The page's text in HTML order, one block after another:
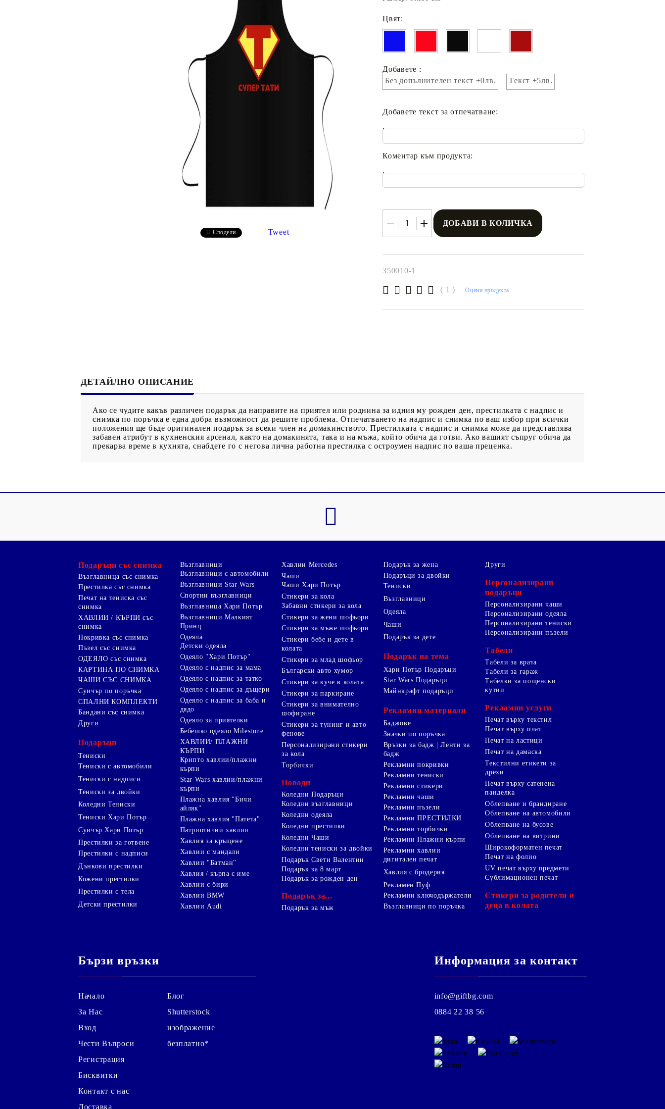
Сподели Tweet
Цвят:
Добавете :
Без допълнителен текст +0лв.
Tекст +5лв.
Добавете текст за отпечатване:
.
Коментар към продукта:
.
350010-1
( 1 ) Оцени продукта
ДЕТАЙЛНО ОПИСАНИЕ
Ако се чудите какъв различен подарък да направите на приятел или роднина за идния му рожден ден, престилката с надпис и
снимка по поръчка е една добра възможност да решите проблема. Отпечатването на надпис и снимка по ваш избор при всички
положения ще бъде оригинален подарък за всеки член на домакинството. Престилката с надпис и снимка може да представлява
забавен атрибут в кухненския арсенал, както на домакинята, така и на мъжа, който обича да готви. Ако вашият съпруг обича да
прекарва време в кухнята, снабдете го с негова лична работна престилка с остроумен надпис по ваша преценка.
Подаръци със снимка
Възглавница със снимка
Престилка със снимка
Печат на тениска със
снимка
ХАВЛИИ / КЪРПИ със
снимка
Покривка със снимка
Пъзел със снимка
ОДЕЯЛО със снимка
КАРТИНА ПО СНИМКА
ЧАШИ СЪС СНИМКА
Суичър по поръчка
СПАЛНИ КОМПЛЕКТИ
Бандани със снимка
Други
Подаръци
Тениски
Тениски с автомобили
Тениски с надписи
Тениски за двойки
Коледни Тениски
Тениски Хари Потър
Суичър Хари Потър
Престилки за готвене
Престилки с надписи
Дънкови престилки
Кожени престилки
Престилки с тела
Детски престилки
Възглавници
Възглавници с автомобили
Възглавници Star Wars
Спортни възглавници
Възглавница Хари Потър
Възглавници Малкият
Принц
Одеяла
Детски одеяла
Одеяло "Хари Потър"
Одеяло с надпис за мама
Одеяло с надпис за татко
Одеяло с надпис за дъщери
Одеяло с надпис за баба и
дядо
Одеяло за приятелки
Бебешко одеяло Milestone
ХАВЛИИ/ ПЛАЖНИ
КЪРПИ
Крипто хавлии/плажни
кърпи
Star Wars хавлии/плажни
кърпи
Плажна хавлия "Бичи
айляк"
Плажна хавлия "Патета"
Патриотични хавлии
Хавлия за кръщене
Хавлии с мандали
Хавлии "Батман"
Хавлия / кърпа с име
Хавлии с бири
Хавлии BMW
Хавлии Audi
Хавлии Mercedes
Чаши
Чаши Хари Потър
Стикери за кола
Забавни стикери за кола
Стикери за жени шофьори
Стикери за мъже шофьори
Стикери бебе и дете в
колата
Стикери за млад шофьор
Български авто хумор
Стикери за куче в колата
Стикери за паркиране
Стикери за внимателно
шофиране
Стикери за тунинг и авто
фенове
Персонализирани стикери
за кола
Торбички
Поводи
Коледни Подаръци
Коледни възглавници
Коледни одеяла
Коледни престилки
Коледни Чаши
Коледни тениски за двойки
Подарък Свети Валентин
Подарък за 8 март
Подарък за рожден ден
Подарък за...
Подарък за мъж
Подарък за жена
Подаръци за двойки
Тениски
Възглавници
Одеяла
Чаши
Подарък за дете
Подарък на тема
Хари Потър Подаръци
Star Wars Подаръци
Майнкрафт подаръци
Рекламни материали
Баджове
Значки по поръчка
Връзки за бадж | Ленти за
бадж
Рекламни покривки
Рекламни тениски
Рекламни стикери
Рекламни чаши
Рекламни пъзели
Рекламни ПРЕСТИЛКИ
Рекламни торбички
Рекламни Плажни кърпи
Рекламни хавлии
дигитален печат
Хавлия с бродерия
Рекламен Пуф
Рекламни ключодържатели
Възглавници по поръчка
Други
Персонализирани
подаръци
Персонализирани чаши
Персонализирани одеяла
Персонализирани тениски
Персонализирани пъзели
Табели
Табели за врата
Табели за гараж
Табелки за пощенски
кутии
Рекламни услуги
Печат върху текстил
Печат върху плат
Печат на ластици
Печат на дамаска
Текстилни етикети за
дрехи
Печат върху сатенена
панделка
Облепване и брандиране
Облепване на автомобили
Облепване на бусове
Облепване на витрини
Широкоформатен печат
Печат на фолио
UV печат върху предмети
Сублимационен печат
Стикери за родители и
деца в колата
Бързи връзки
Начало
За Нас
Вход
Чести Въпроси
Регистрация
Бисквитки
Контакт с нас
Доставка
Блог
Shutterstock
изображение
безплатно*
Информация за контакт
info@giftbg.com
0884 22 38 56